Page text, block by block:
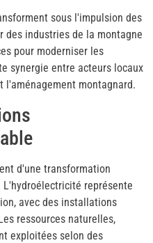
sous l'impulsion des
des industries de la montagne
pour moderniser les
synergie entre acteurs locaux
montagnard.
d'une transformation
représente
avec des installations
ressources naturelles,
exploitées selon des